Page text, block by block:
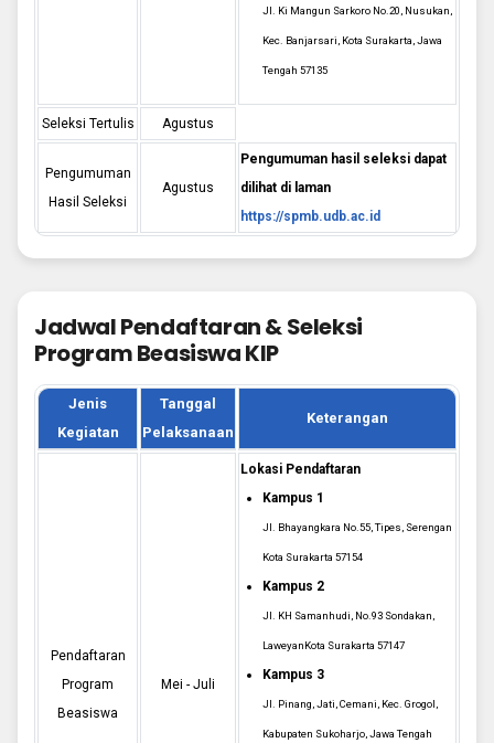
Jl. Ki Mangun Sarkoro No.20, Nusukan,
Kec. Banjarsari, Kota Surakarta, Jawa
Tengah 57135
Seleksi Tertulis Agustus
Pengumuman
Hasil Seleksi
Agustus
Pengumuman hasil seleksi dapat
dilihat di laman
https://spmb.udb.ac.id
Jadwal Pendaftaran & Seleksi
Program Beasiswa KIP
Jenis
Kegiatan
Tanggal
Pelaksanaan
Keterangan
Pendaftaran
Program
Beasiswa
Mei - Juli
Lokasi Pendaftaran
Kampus 1
Jl. Bhayangkara No.55, Tipes, Serengan
Kota Surakarta 57154
Kampus 2
Jl. KH Samanhudi, No.93 Sondakan,
LaweyanKota Surakarta 57147
Kampus 3
Jl. Pinang, Jati, Cemani, Kec. Grogol,
Kabupaten Sukoharjo, Jawa Tengah